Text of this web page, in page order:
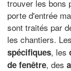
trouver les bons
porte d'entrée
sont traités par
les chantiers. Les
spécifiques, les
de fenêtre, des